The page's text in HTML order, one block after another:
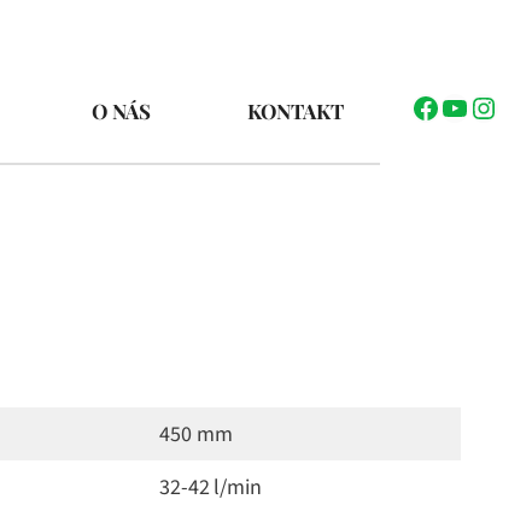
O NÁS KONTAKT Facebook
450 mm
32-42 l/min